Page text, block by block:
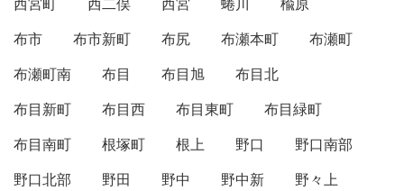
布市
布市新町 布尻 布瀬本町
布瀬町
布瀬町南
布目 布目旭
布目北
布目新町
布目西 布目東町
布目緑町
布目南町
根塚町 根上 野口
野口南部
野口北部
野田 野中 野中新
野々上